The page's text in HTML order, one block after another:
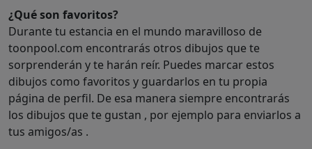
¿Qué son favoritos?
Durante tu estancia en el mundo maravilloso de
toonpool.com encontrarás otros dibujos que te
sorprenderán y te harán reír. Puedes marcar estos
dibujos como favoritos y guardarlos en tu propia
página de perfil. De esa manera siempre encontrarás
los dibujos que te gustan , por ejemplo para enviarlos a
tus amigos/as .